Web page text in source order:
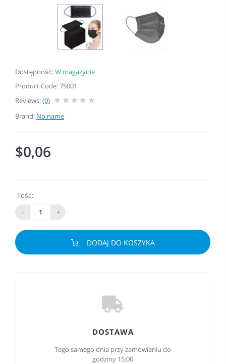
Dostępność:W magazynie
Product Code: 75001
Reviews:(0)
Brand: No name
$0,06
Ilość:
-
+
DODAJ DO KOSZYKA
DOSTAWA
Tego samego dnia przy zamówieniu do
godziny 15:00